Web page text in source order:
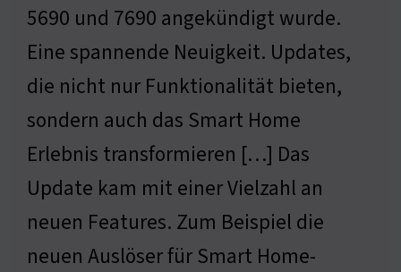
5690 und 7690 angekündigt wurde.
Eine spannende Neuigkeit. Updates,
die nicht nur Funktionalität bieten,
sondern auch das Smart Home
Erlebnis transformieren […] Das
Update kam mit einer Vielzahl an
neuen Features. Zum Beispiel die
neuen Auslöser für Smart Home-